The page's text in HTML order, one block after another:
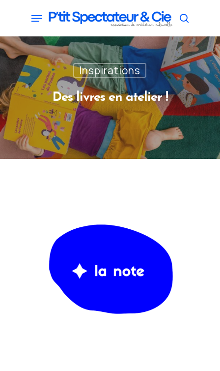
main
content
search
Menu
Inspirations
Des livres en atelier !